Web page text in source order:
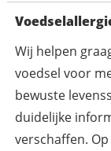
Wij helpen
voedsel voor
bewuste
duidelijke
verschaffen.